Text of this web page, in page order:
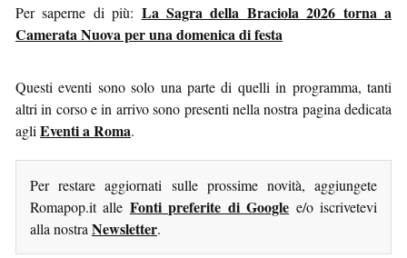
Per saperne di più: La Sagra della Braciola 2026 torna a
Camerata Nuova per una domenica di festa
Questi eventi sono solo una parte di quelli in programma, tanti
altri in corso e in arrivo sono presenti nella nostra pagina dedicata
agli Eventi a Roma.
Per restare aggiornati sulle prossime novità, aggiungete
Romapop.it alle Fonti preferite di Google e/o iscrivetevi
alla nostra Newsletter.